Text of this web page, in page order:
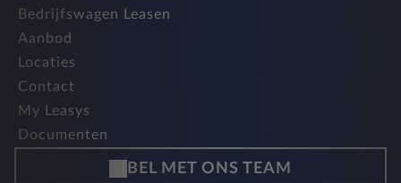
Bedrijfswagen Leasen
Aanbod
Locaties
Contact
My Leasys
Documenten
BEL MET ONS TEAM